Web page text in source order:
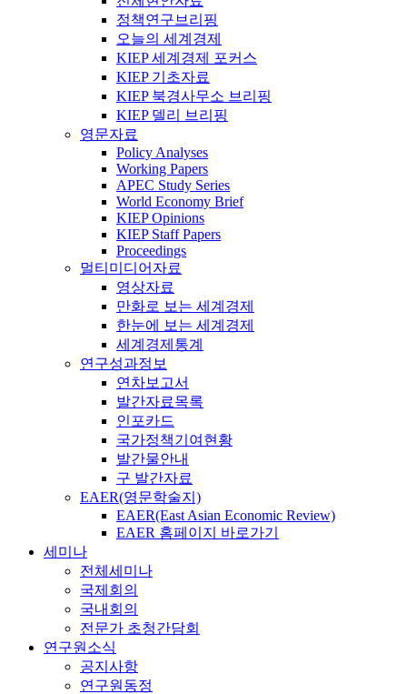
정책연구브리핑
오늘의 세계경제
KIEP 세계경제 포커스
KIEP 기초자료
KIEP 북경사무소 브리핑
KIEP 델리 브리핑
영문자료
Policy Analyses
Working Papers
APEC Study Series
World Economy Brief
KIEP Opinions
KIEP Staff Papers
Proceedings
멀티미디어자료
영상자료
만화로 보는 세계경제
한눈에 보는 세계경제
세계경제통계
연구성과정보
연차보고서
발간자료목록
인포카드
국가정책기여현황
발간물안내
구 발간자료
EAER(영문학술지)
EAER(East Asian Economic Review)
EAER 홈페이지 바로가기
세미나
전체세미나
국제회의
국내회의
전문가 초청간담회
연구원소식
공지사항
연구원동정